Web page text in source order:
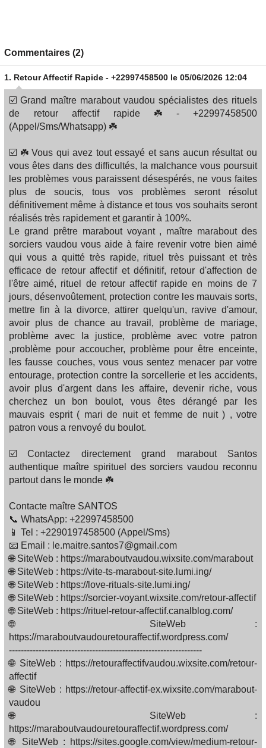
Commentaires (2)
1. Retour Affectif Rapide - +22997458500 le 05/06/2026 12:04
☑️ Grand maître marabout vaudou spécialistes des rituels
de retour affectif rapide ☘️ - +22997458500
(Appel/Sms/Whatsapp) ☘️
☑️ ☘️ Vous qui avez tout essayé et sans aucun résultat ou
vous êtes dans des difficultés, la malchance vous poursuit
les problèmes vous paraissent désespérés, ne vous faites
plus de soucis, tous vos problèmes seront résolut
définitivement même à distance et tous vos souhaits seront
réalisés très rapidement et garantir à 100%.
Le grand prêtre marabout voyant , maître marabout des
sorciers vaudou vous aide à faire revenir votre bien aimé
qui vous a quitté très rapide, rituel très puissant et très
efficace de retour affectif et définitif, retour d'affection de
l'être aimé, rituel de retour affectif rapide en moins de 7
jours, désenvoûtement, protection contre les mauvais sorts,
mettre fin à la divorce, attirer quelqu'un, ravive d'amour,
avoir plus de chance au travail, problème de mariage,
problème avec la justice, problème avec votre patron
,problème pour accoucher, problème pour être enceinte,
les fausse couches, vous vous sentez menacer par votre
entourage, protection contre la sorcellerie et les accidents,
avoir plus d'argent dans les affaire, devenir riche, vous
cherchez un bon boulot, vous êtes dérangé par les
mauvais esprit ( mari de nuit et femme de nuit ) , votre
patron vous a renvoyé du boulot.
☑️ Contactez directement grand marabout Santos
authentique maître spirituel des sorciers vaudou reconnu
partout dans le monde ☘️
Contacte maître SANTOS
📞 WhatsApp: +22997458500
📱 Tel : +2290197458500 (Appel/Sms)
📧 Email : le.maitre.santos7@gmail.com
🌐 SiteWeb : https://maraboutvaudou.wixsite.com/marabout
🌐 SiteWeb : https://vite-ts-marabout-site.lumi.ing/
🌐 SiteWeb : https://love-rituals-site.lumi.ing/
🌐 SiteWeb : https://sorcier-voyant.wixsite.com/retour-affectif
🌐 SiteWeb : https://rituel-retour-affectif.canalblog.com/
🌐 SiteWeb :
https://maraboutvaudouretouraffectif.wordpress.com/
-----------------------------------------------------------------
🌐 SiteWeb : https://retouraffectifvaudou.wixsite.com/retour-
affectif
🌐 SiteWeb : https://retour-affectif-ex.wixsite.com/marabout-
vaudou
🌐 SiteWeb :
https://maraboutvaudouretouraffectif.wordpress.com/
🌐 SiteWeb : https://sites.google.com/view/medium-retour-